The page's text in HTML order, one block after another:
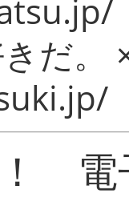
だ。
！ 電